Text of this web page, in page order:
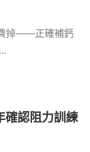
掉——正確補鈣
認阻力訓練